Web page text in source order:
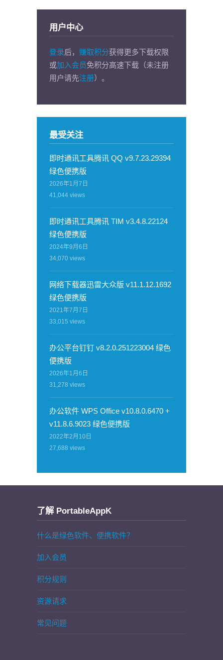
用户中心
登录后， 赚取积分获得更多下载权限
或加入会员免积分高速下载（未注册
用户请先注册）。
最受关注
即时通讯工具腾讯 QQ v9.7.23.29394
绿色便携版
2026年1月7日
41,044 views
即时通讯工具腾讯 TIM v3.4.8.22124
绿色便携版
2024年9月6日
34,070 views
网络下载器迅雷大众版 v11.1.12.1692
绿色便携版
2021年7月7日
33,015 views
办公平台钉钉 v8.2.0.251223004 绿色
便携版
2026年1月6日
31,278 views
办公软件 WPS Office v10.8.0.6470 +
v11.8.6.9023 绿色便携版
2022年2月10日
27,688 views
了解 PortableAppK
什么是绿色软件、便携软件？
加入会员
积分规则
资源请求
常见问题